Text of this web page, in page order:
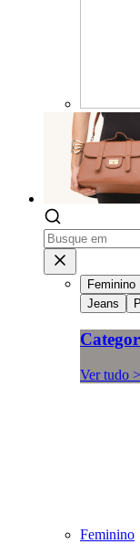
Feminino
Jeans
Ver tudo >
Feminino